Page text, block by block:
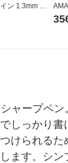
ン 1.3mm モ
AM13-D 1本
ープ
ャープペ
しっかり
けられる
ます。シ